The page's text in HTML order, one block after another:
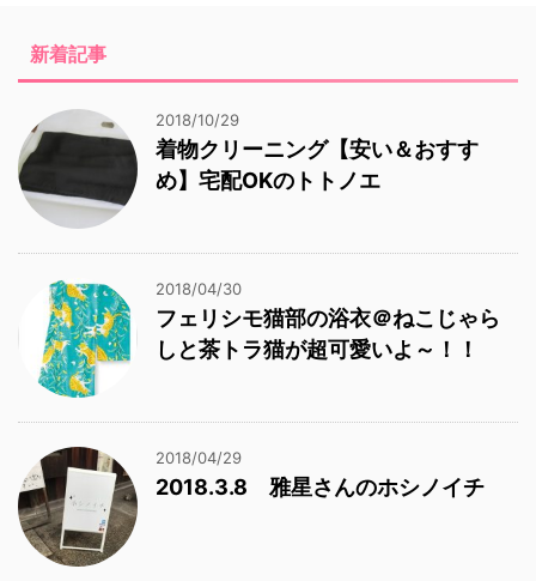
新着記事
2018/10/29
着物クリーニング【安い＆おすす
め】宅配OKのトトノエ
2018/04/30
フェリシモ猫部の浴衣＠ねこじゃら
しと茶トラ猫が超可愛いよ～！！
2018/04/29
2018.3.8 雅星さんのホシノイチ